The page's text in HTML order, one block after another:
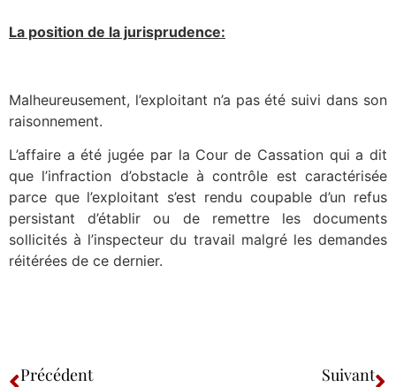
La position de la jurisprudence:
Malheureusement, l’exploitant n’a pas été suivi dans son
raisonnement.
L’affaire a été jugée par la Cour de Cassation qui a dit
que l’infraction d’obstacle à contrôle est caractérisée
parce que l’exploitant s’est rendu coupable d’un refus
persistant d’établir ou de remettre les documents
sollicités à l’inspecteur du travail malgré les demandes
réitérées de ce dernier.
Précédent Suivant